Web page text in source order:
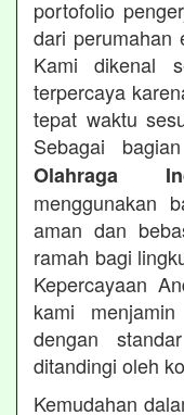
portofolio
dari perumahan
Kami dikenal
terpercaya
tepat waktu
Sebagai
Olahraga
menggunakan
aman dan
ramah bagi
Kepercayaan
kami
dengan
ditandingi oleh
Kemudahan